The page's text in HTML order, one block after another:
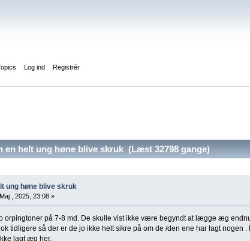
Log ind Registrér
en helt ung høne blive skruk (Læst 32798 gange)
ung høne blive skruk
, 2025, 23:08 »
orpingtoner på 7-8 md. De skulle vist ikke være begyndt at lægge æg
tidligere så der er de jo ikke helt sikre på om de /den ene har lagt nogen .
lagt æg her.